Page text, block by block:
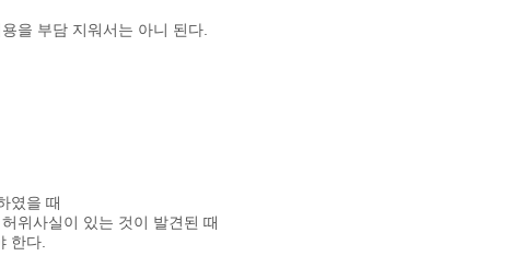
을 부담 지워서는 아니 된다.
였을 때
위사실이 있는 것이 발견된 때
한다.